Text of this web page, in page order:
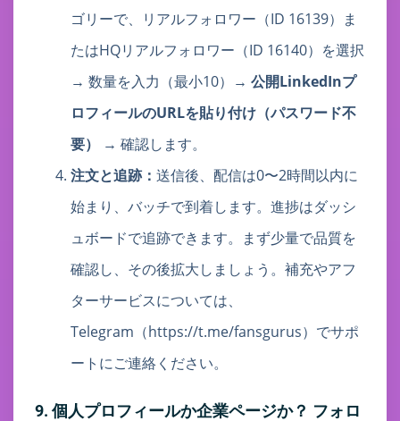
ゴリーで、リアルフォロワー（ID 16139）ま
たはHQリアルフォロワー（ID 16140）を選択
→ 数量を入力（最小10）→ 公開LinkedInプ
ロフィールのURLを貼り付け（パスワード不
要）
→ 確認します。
注文と追跡： 送信後、配信は0〜2時間以内に
始まり、バッチで到着します。進捗はダッシ
ュボードで追跡できます。まず少量で品質を
確認し、その後拡大しましょう。補充やアフ
ターサービスについては、
Telegram（https://t.me/fansgurus）でサポ
ートにご連絡ください。
9. 個人プロフィールか企業ページか？ フォロ